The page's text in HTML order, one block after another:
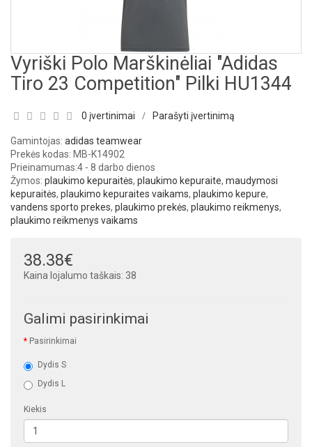
Vyriški Polo Marškinėliai "Adidas
Tiro 23 Competition" Pilki HU1344
0 įvertinimai / Parašyti įvertinimą
Gamintojas: adidas teamwear
Prekės kodas: MB-K14902
Prieinamumas:4 - 8 darbo dienos
Žymos: plaukimo kepuraitės, plaukimo kepuraite, maudymosi
kepuraitės, plaukimo kepuraites vaikams, plaukimo kepure,
vandens sporto prekes, plaukimo prekės, plaukimo reikmenys,
plaukimo reikmenys vaikams
38.38€
Kaina lojalumo taškais: 38
Galimi pasirinkimai
Pasirinkimai
Dydis S
Dydis L
Kiekis